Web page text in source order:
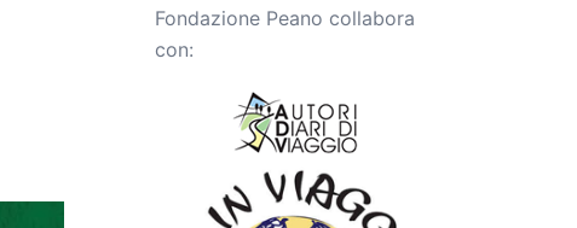
Fondazione Peano collabora
con: